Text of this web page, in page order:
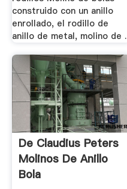
construido con un anillo
enrollado, el rodillo de
anillo de metal, molino de .
De Claudius Peters
Molinos De Anillo
Bola